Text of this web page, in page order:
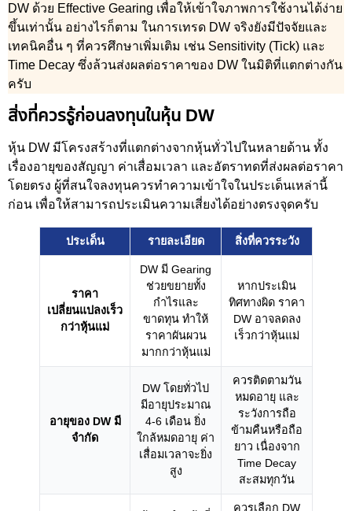
DW ด้วย Effective Gearing เพื่อให้เข้าใจภาพการใช้งานได้ง่าย
ขึ้นเท่านั้น อย่างไรก็ตาม ในการเทรด DW จริงยังมีปัจจัยและ
เทคนิคอื่น ๆ ที่ควรศึกษาเพิ่มเติม เช่น Sensitivity (Tick) และ
Time Decay ซึ่งล้วนส่งผลต่อราคาของ DW ในมิติที่แตกต่างกัน
ครับ
สิ่งที่ควรรู้ก่อนลงทุนในหุ้น DW
หุ้น DW มีโครงสร้างที่แตกต่างจากหุ้นทั่วไปในหลายด้าน ทั้ง
เรื่องอายุของสัญญา ค่าเสื่อมเวลา และอัตราทดที่ส่งผลต่อราคา
โดยตรง ผู้ที่สนใจลงทุนควรทำความเข้าใจในประเด็นเหล่านี้
ก่อน เพื่อให้สามารถประเมินความเสี่ยงได้อย่างตรงจุดครับ
ประเด็น รายละเอียด สิ่งที่ควรระวัง
ราคา
เปลี่ยนแปลงเร็ว
กว่าหุ้นแม่
DW มี Gearing
ช่วยขยายทั้ง
กำไรและ
ขาดทุน ทำให้
ราคาผันผวน
มากกว่าหุ้นแม่
หากประเมิน
ทิศทางผิด ราคา
DW อาจลดลง
เร็วกว่าหุ้นแม่
อายุของ DW มี
จำกัด
DW โดยทั่วไป
มีอายุประมาณ
4-6 เดือน ยิ่ง
ใกล้หมดอายุ ค่า
เสื่อมเวลาจะยิ่ง
สูง
ควรติดตามวัน
หมดอายุ และ
ระวังการถือ
ข้ามคืนหรือถือ
ยาว เนื่องจาก
Time Decay
สะสมทุกวัน
ควรเลือก DW